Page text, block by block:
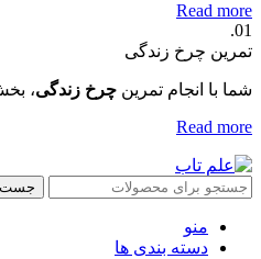
Read more
01.
تمرین چرخ زندگی
شما با انجام تمرین چرخ زندگی،
Read more
جست
منو
دسته بندی ها